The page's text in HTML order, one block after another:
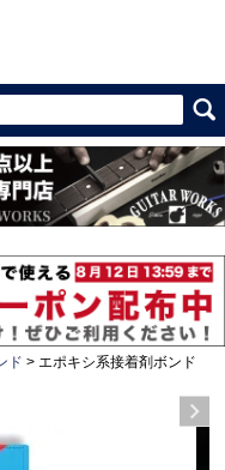
ド
エポキシ系接着剤ボンド